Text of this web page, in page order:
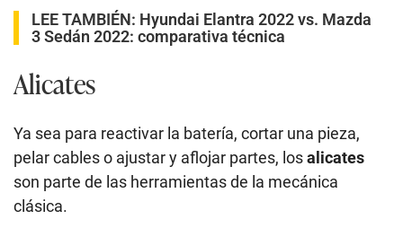
LEE TAMBIÉN: Hyundai Elantra 2022 vs. Mazda
3 Sedán 2022: comparativa técnica
Alicates
Ya sea para reactivar la batería, cortar una pieza,
pelar cables o ajustar y aflojar partes, losalicates
son parte de las herramientas de la mecánica
clásica.